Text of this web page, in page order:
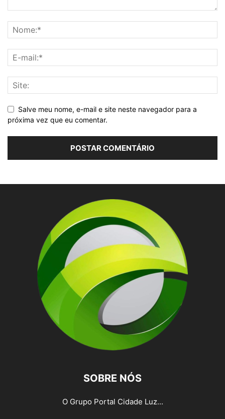
Salve meu nome, e-mail e site neste navegador para a
próxima vez que eu comentar.
SOBRE NÓS
O Grupo Portal Cidade Luz...